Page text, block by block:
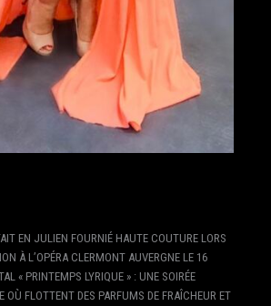
EN JULIEN FOURNIÉ HAUTE COUTURE LORS
À L’OPÉRA CLERMONT AUVERGNE LE 16
« PRINTEMPS LYRIQUE » : UNE SOIRÉE
OÙ FLOTTENT DES PARFUMS DE FRAÎCHEUR ET